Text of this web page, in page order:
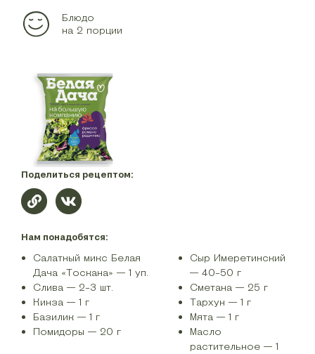
Блюдо
на 2 порции
Поделиться рецептом:
Нам понадобятся:
Салатный микс Белая
Дача «Тоскана» — 1 уп.
Сыр Имеретинский
— 40-50 г
Слива — 2-3 шт.
Сметана — 25 г
Кинза — 1 г
Тархун — 1 г
Базилик — 1 г
Мята — 1 г
Помидоры — 20 г
Масло
растительное — 1